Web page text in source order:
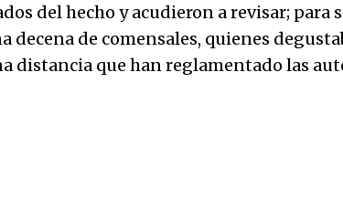
del hecho y acudieron a revisar; para
decena de comensales, quienes
distancia que han reglamentado las